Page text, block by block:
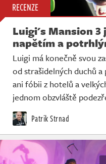
RECENZE
Luigi's Mansion 3
napětím a
Luigi má konečně svou
od strašidelných duchů
ani fóbii z hotelů a
jednom obzvláště
Patrik Strnad